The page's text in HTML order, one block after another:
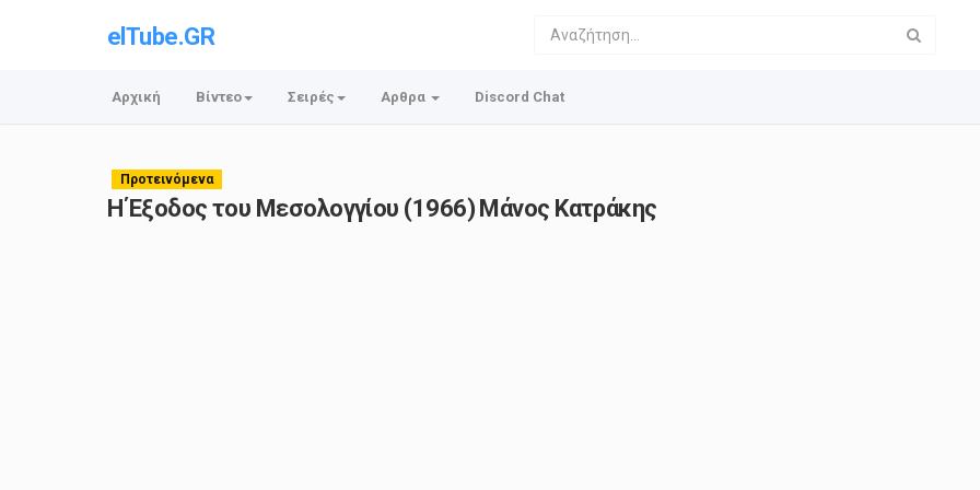
elTube.GR
Αρχική Βίντεο Σειρές Αρθρα Discord Chat
Προτεινόμενα
Η Έξοδος του Μεσολογγίου (1966) Μάνος Κατράκης